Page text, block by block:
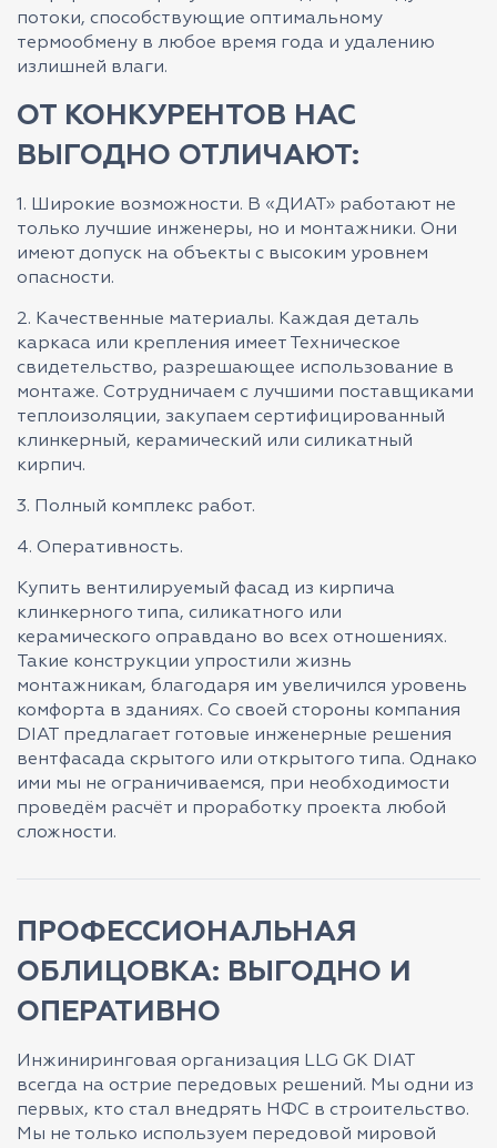
потоки, способствующие оптимальному
термообмену в любое время года и удалению
излишней влаги.
ОТ КОНКУРЕНТОВ НАС
ВЫГОДНО ОТЛИЧАЮТ:
1. Широкие возможности. В «ДИАТ» работают не
только лучшие инженеры, но и монтажники. Они
имеют допуск на объекты с высоким уровнем
опасности.
2. Качественные материалы. Каждая деталь
каркаса или крепления имеет Техническое
свидетельство, разрешающее использование в
монтаже. Сотрудничаем с лучшими поставщиками
теплоизоляции, закупаем сертифицированный
клинкерный, керамический или силикатный
кирпич.
3. Полный комплекс работ.
4. Оперативность.
Купить вентилируемый фасад из кирпича
клинкерного типа, силикатного или
керамического оправдано во всех отношениях.
Такие конструкции упростили жизнь
монтажникам, благодаря им увеличился уровень
комфорта в зданиях. Со своей стороны компания
DIAT предлагает готовые инженерные решения
вентфасада скрытого или открытого типа. Однако
ими мы не ограничиваемся, при необходимости
проведём расчёт и проработку проекта любой
сложности.
ПРОФЕССИОНАЛЬНАЯ
ОБЛИЦОВКА: ВЫГОДНО И
ОПЕРАТИВНО
Инжиниринговая организация LLG GK DIAT
всегда на острие передовых решений. Мы одни из
первых, кто стал внедрять НФС в строительство.
Мы не только используем передовой мировой